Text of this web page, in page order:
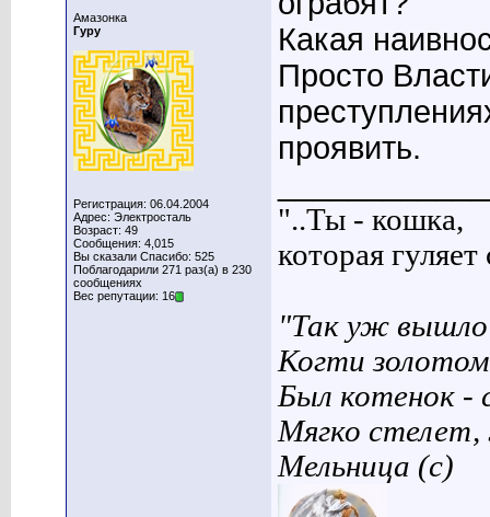
Амазонка
Гуру
Регистрация: 06.04.2004
Адрес: Электросталь
Возраст: 49
Сообщения: 4,015
Вы сказали Спасибо: 525
Поблагодарили 271 раз(а) в 230
сообщениях
Вес репутации: 16
Какая
Просто
проявить.
"..Ты - кошка,
которая
"Так уж вышло
Когти
Был котенок -
Мягко
Мельница (с)